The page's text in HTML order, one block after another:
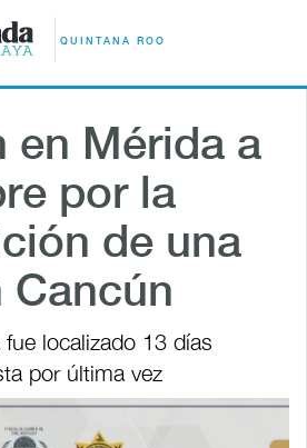
QUINTANA ROO
en Mérida a
por la
de una
Cancún
localizado 13 días
por última vez